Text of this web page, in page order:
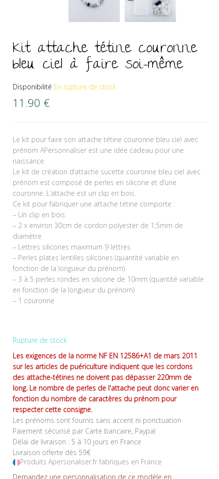
Kit attache tétine couronne
bleu ciel à faire soi-même
Disponibilité En rupture de stock
11.90 €
Le kit pour faire son attache tétine couronne bleu ciel avec
prénom APersonnaliser est une idée cadeau pour une
naissance.
Le kit de création d’attache sucette couronne bleu ciel avec
prénom est composé de perles en silicone et d’une
couronne. L’attache est un clip en bois.
Ce kit pour fabriquer une attache tétine comporte :
– Un clip en bois
– 2 x environ 30cm de cordon polyester de 1,5mm de
diamètre
– Lettres silicones maximum 9 lettres
– Perles plates lentilles silicones (quantité variable en
fonction de la longueur du prénom)
– 3 à 5 perles rondes en silicone de 10mm (quantité variable
en fonction de la longueur du prénom)
– 1 couronne
Rupture de stock
Les exigences de la norme NF EN 12586+A1 de mars 2011
sur les articles de puériculture indiquent que les cordons
des attache-tétines ne doivent pas dépasser 220mm de
long. Le nombre de perles de l'attache peut donc varier en
fonction du nombre de caractères du prénom pour
respecter cette consigne.
Les prénoms sont fournis sans accent ni ponctuation
Paiement sécurisé par Carte bancaire, Paypal
Délai de livraison : 5 à 10 jours en France
Livraison offerte dès 59€
Produits Apersonaliser.fr fabriqués en France
Demandez une personnalisation de ce modèle en